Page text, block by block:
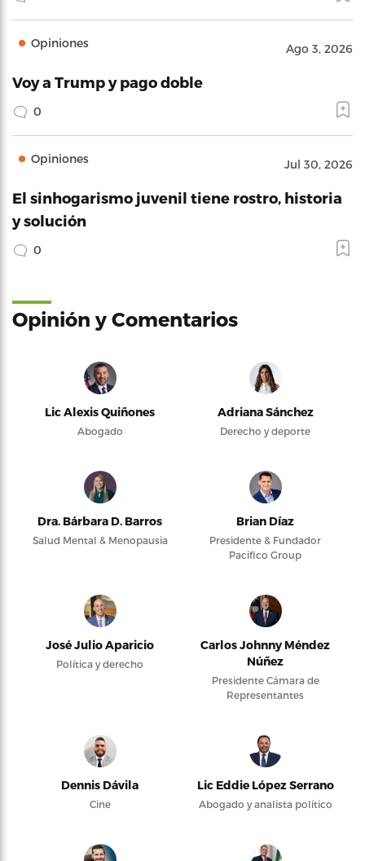
Opiniones Ago 3, 2026
Voy a Trump y pago doble
0
Opiniones Jul 30, 2026
El sinhogarismo juvenil tiene rostro, historia
y solución
0
Opinión y Comentarios
Lic Alexis Quiñones
Abogado
Adriana Sánchez
Derecho y deporte
Dra. Bárbara D. Barros
Salud Mental & Menopausia
Brian Díaz
Presidente & Fundador
Pacifico Group
José Julio Aparicio
Política y derecho
Carlos Johnny Méndez
Núñez
Presidente Cámara de
Representantes
Dennis Dávila
Cine
Lic Eddie López Serrano
Abogado y analista político